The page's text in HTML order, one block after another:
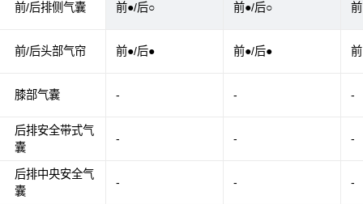
前/后排侧气囊
前/后头部气帘
膝部气囊
后排安全带式气
囊
后排中央安全气
囊
前●/后○ 前●/后○
前●/后● 前●/后●
- - -
- - -
- - -